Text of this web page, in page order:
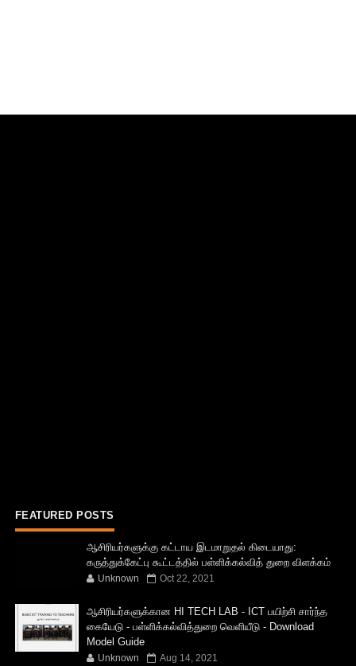
FEATURED POSTS
ஆசிரியர்களுக்கு கட்டாய இடமாறுதல் கிடையாது:
கருத்துக்கேட்பு கூட்டத்தில் பள்ளிக்கல்வித் துறை விளக்கம்
Unknown Oct 22, 2021
ஆசிரியர்களுக்கான HI TECH LAB - ICT பயிற்சி சார்ந்த
கையேடு - பள்ளிக்கல்வித்துறை வெளியீடு - Download
Model Guide
Unknown Aug 14, 2021